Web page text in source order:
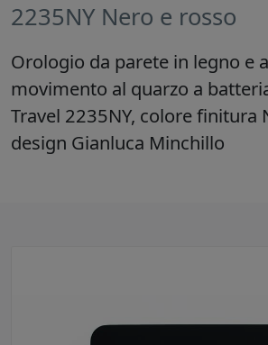
2235NY Nero e rosso
Orologio da parete in legno e
movimento al quarzo a
Travel 2235NY, colore finitura
design Gianluca Minchillo